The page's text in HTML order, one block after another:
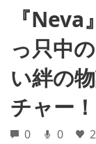
『
っ只中
い絆の
チャー！
0 0